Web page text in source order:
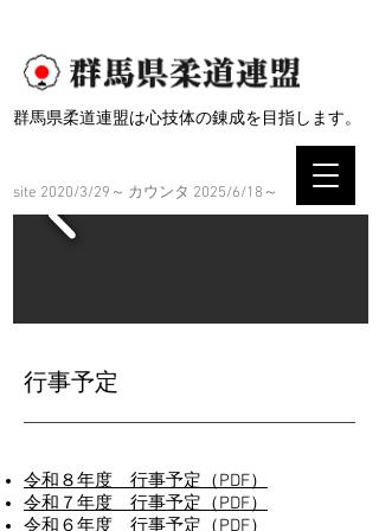
群馬県柔道連盟は心技体の錬成を目指します。
site 2020/3/29～ カウンタ 2025/6/18～
行事予定
​令和８年度 行事予定（PDF）
​令和７年度 行事予定（PDF）
令和６年度 行事予定（PDF）